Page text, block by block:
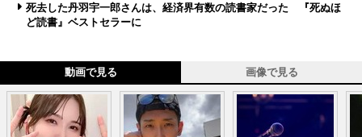
死去した丹羽宇一郎さんは、経済界有数の読書家だった 『死ぬほ
ど読書』ベストセラーに
動画で見る 画像で見る